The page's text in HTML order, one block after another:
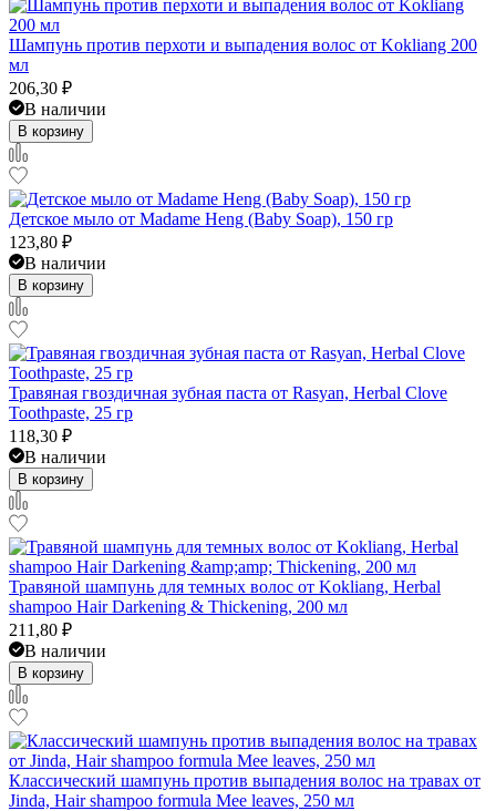
Шампунь против перхоти и выпадения волос от Kokliang 200
мл
206,30 ₽
В наличии
В корзину
Детское мыло от Madame Heng (Baby Soap), 150 гр
123,80 ₽
В наличии
В корзину
Травяная гвоздичная зубная паста от Rasyan, Herbal Clove
Toothpaste, 25 гр
118,30 ₽
В наличии
В корзину
Травяной шампунь для темных волос от Kokliang, Herbal
shampoo Hair Darkening & Thickening, 200 мл
211,80 ₽
В наличии
В корзину
Классический шампунь против выпадения волос на травах от
Jinda, Hair shampoo formula Mee leaves, 250 мл